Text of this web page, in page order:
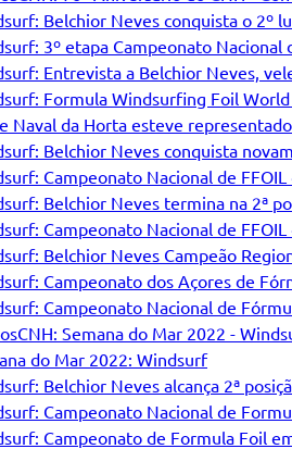
Belchior Neves conquista o 2º
3º etapa Campeonato Nacional
Entrevista a Belchior Neves,
Formula Windsurfing Foil
Naval da Horta esteve
Belchior Neves conquista
Campeonato Nacional de FFOIL
Belchior Neves termina na 2ª
Campeonato Nacional de
Belchior Neves Campeão
Campeonato dos Açores de
Campeonato Nacional de
Semana do Mar 2022 -
do Mar 2022: Windsurf
Belchior Neves alcança 2ª
Campeonato Nacional de
Campeonato de Formula Foil